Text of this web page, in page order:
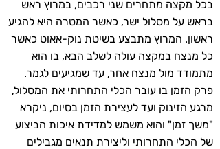
בכל מקצה מתחרים שני רכבים, במרוץ ראש
בראש על מסלול ישר, כאשר המטרה היא להגיע
ראשון. המרוץ מתבצע בשיטת נוק-אאוט כאשר
כל מנצח במקצה עולה לשלב הבא, בו הוא
מתמודד מול מנצח אחר, עד שמגיעים לגמר.
פרק הזמן בו עובר הכלי התחרותי את המסלול,
מרגע הזינוק ועד לעצירת הזמן בסיום, ניקרא
"משך זמן" והוא משמש למדידת איכות הביצוע
של הכלי התחרותי וליצירת תנאים מגבילים